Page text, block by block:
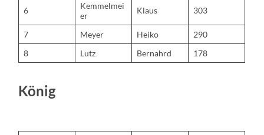
6
Kemmelmei
er
Klaus 303
7 Meyer Heiko
290
8
Lutz Bernahrd 178
König